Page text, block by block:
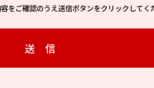
をご確認のうえ送信ボタンをクリックしてく